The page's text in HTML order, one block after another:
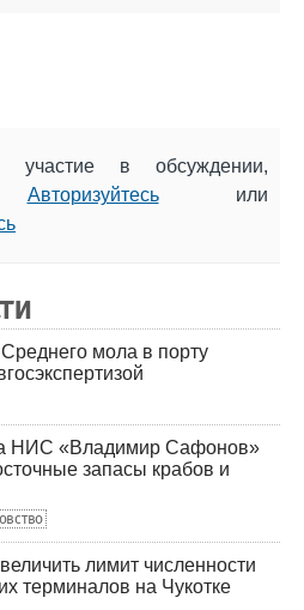
участие в обсуждении,
Авторизуйтесьили
мола в порту
НИС «Владимир Сафонов»
запасы крабов и
лимит численности
терминалов на Чукотке